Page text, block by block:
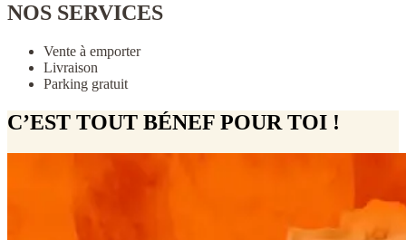
NOS SERVICES
Vente à emporter
Livraison
Parking gratuit
C’EST TOUT BÉNEF POUR TOI !